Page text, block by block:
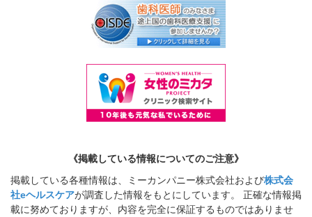
《掲載している情報についてのご注意》
掲載している各種情報は、ミーカンパニー株式会社および株式会
社eヘルスケアが調査した情報をもとにしています。 正確な情報掲
載に努めておりますが、内容を完全に保証するものではありませ